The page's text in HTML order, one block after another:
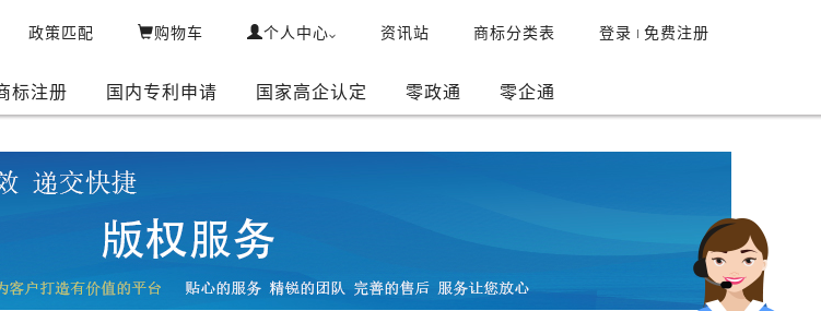
登录 免费注册
商标分类表
资讯站
个人中心
购物车
政策匹配
标注册 国内专利申请 国家高企认定 零政通 零企通